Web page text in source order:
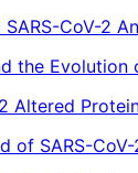
CoV-2
the
Altered
SARS-